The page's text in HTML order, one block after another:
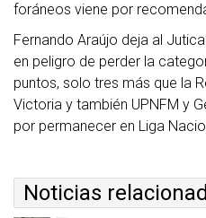
foráneos viene por
Fernando Araújo deja al
en peligro de perder la
puntos, solo tres más que la
Victoria y también UPNFM y
por permanecer en Liga
Noticias